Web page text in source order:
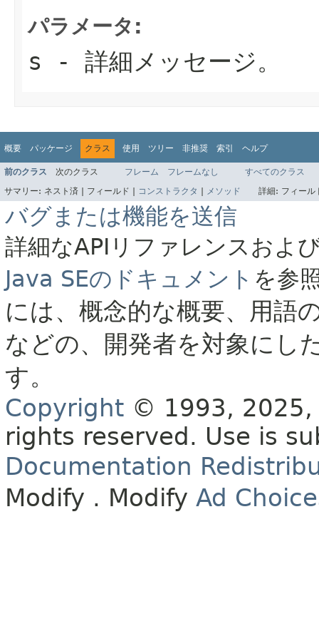
パラメータ:
s - 詳細メッセージ。
概要 パッケージ クラス 使用 ツリー 非推奨 索引 ヘルプ
前のクラス 次のクラス フレーム フレームなし
すべてのクラス
サマリー: ネスト済 | フィールド | コンストラクタ メソッド 詳細: フィー
バグまたは機能を送信
詳細なAPIリファレンスおよ
Java SEのドキュメント を参
には、概念的な概要、用語
などの、開発者を対象にし
す。
Copyright © 1993,
rights reserved. Use is
Documentation
Modify . Modify Ad